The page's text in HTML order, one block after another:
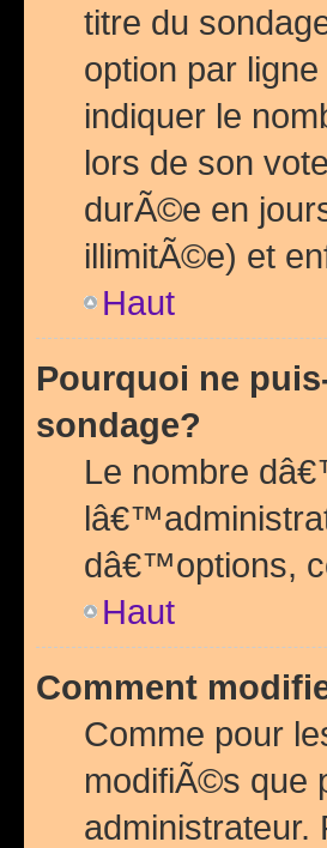
titre du
option par
indiquer le
lors de son
durÃ©e en
illimitÃ©e) et
Haut
Pourquoi ne
sondage?
Le nombre
dâ€™options,
Haut
Comment
Comme pour
modifiÃ©s que
administrateur.